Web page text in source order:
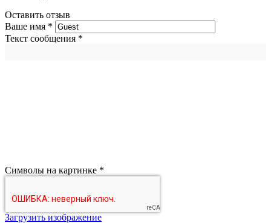
Оставить отзыв
Ваше имя *
Текст сообщения *
Символы на картинке *
Загрузить изображение